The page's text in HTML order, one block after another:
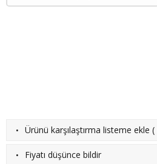
· Ürünü karşılaştırma listeme ekle (
· Fiyatı düşünce bildir